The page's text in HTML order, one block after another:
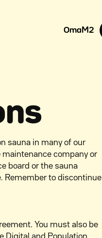
OmaM2
sauna in many of our
maintenance company or
board or the sauna
Remember to discontinue
You must also be